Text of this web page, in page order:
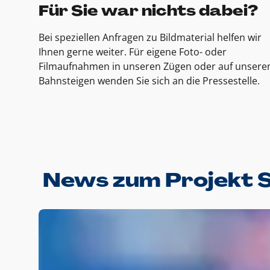
Für Sie war nichts dabei?
Bei speziellen Anfragen zu Bildmaterial helfen wir
Ihnen gerne weiter. Für eigene Foto- oder
Filmaufnahmen in unseren Zügen oder auf
Bahnsteigen wenden Sie sich an die Pressestelle.
News zum Projekt